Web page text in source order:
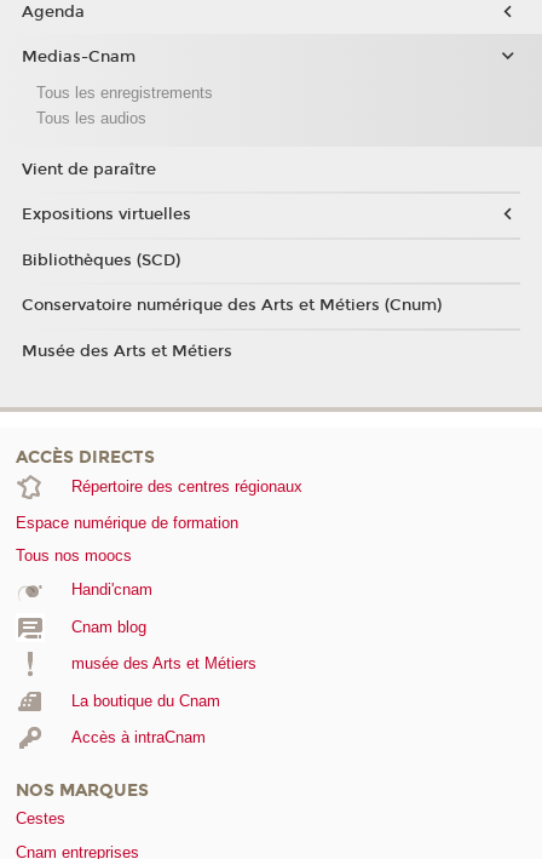
Agenda
Medias-Cnam
Tous les enregistrements
Tous les audios
Vient de paraître
Expositions virtuelles
Bibliothèques (SCD)
Conservatoire numérique des Arts et Métiers (Cnum)
Musée des Arts et Métiers
ACCÈS DIRECTS
Répertoire des centres régionaux
Espace numérique de formation
Tous nos moocs
Handi'cnam
Cnam blog
musée des Arts et Métiers
La boutique du Cnam
Accès à intraCnam
NOS MARQUES
Cestes
Cnam entreprises